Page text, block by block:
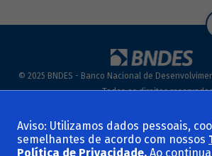
© 2025 BNDES - Banco Nacional de
Todos os direitos
Aviso: Utilizamos dados pessoais,
semelhantes de acordo com nossos
Política de Privacidade. Ao